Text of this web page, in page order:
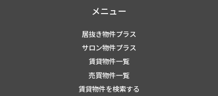
メニュー
居抜き物件プラス
サロン物件プラス
賃貸物件一覧
売買物件一覧
賃貸物件を検索する